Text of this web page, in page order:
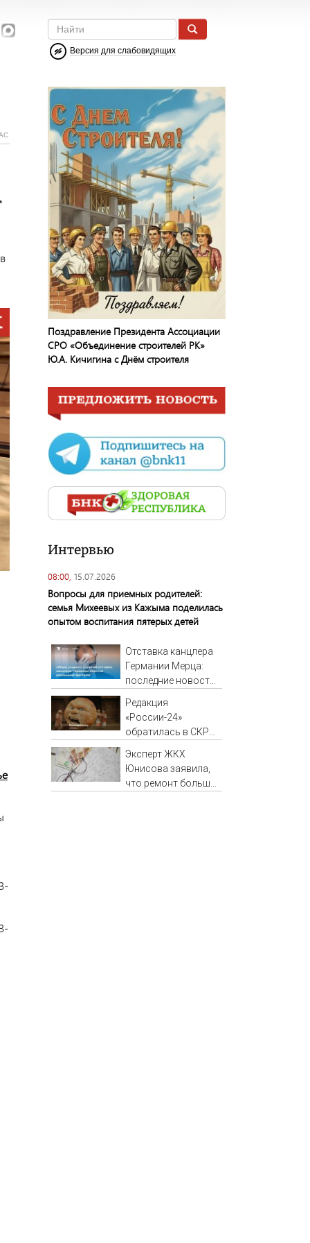
Версия для слабовидящих
Поздравление Президента Ассоциации
СРО «Объединение строителей РК»
Ю.А. Кичигина с Днём строителя
Интервью
08:00, 15.07.2026
Вопросы для приемных родителей:
семья Михеевых из Кажыма поделилась
опытом воспитания пятерых детей
Отставка канцлера
Германии Мерца:
последние новости
прогнозы
Редакция
«России-24»
обратилась в СКР
съемочной группы
«Колобка»
Эксперт ЖКХ
Юнисова заявила,
что ремонт больше